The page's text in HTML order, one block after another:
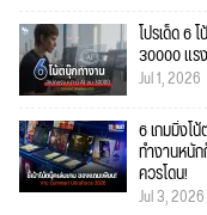
โปรเด็ด 6
30000 แร
Jul 1, 2026
6 เกมมิ่งโ
ทำงานหนัก
ควรโดน!
Jul 3, 2026